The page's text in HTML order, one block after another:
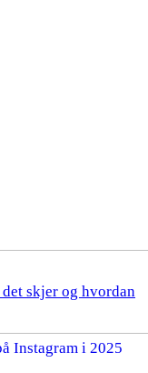
skjer og hvordan